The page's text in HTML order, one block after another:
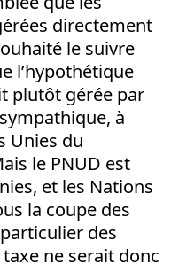
directement
le suivre
l’hypothétique
plutôt gérée par
à
Unies du
le PNUD est
et les Nations
la coupe des
des
ne serait donc